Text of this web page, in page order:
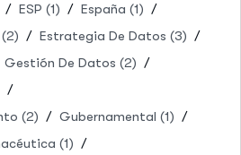
ESP (1) España (1)
(2) Estrategia De Datos (3)
Gestión De Datos (2)
(2) Gubernamental (1)
(1)